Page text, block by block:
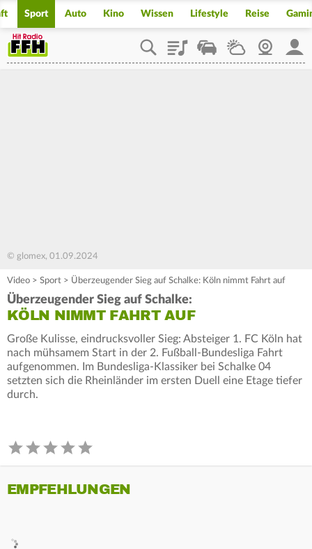
Sport Auto Kino Wissen Lifestyle Reise
PlaylistStaupilotWetterWebcam
© glomex, 01.09.2024
Video > Sport > Überzeugender Sieg auf Schalke: Köln nimmt Fahrt auf
Überzeugender Sieg auf Schalke:
KÖLN NIMMT FAHRT AUF
Große Kulisse, eindrucksvoller Sieg: Absteiger 1. FC Köln hat
nach mühsamem Start in der 2. Fußball-Bundesliga Fahrt
aufgenommen. Im Bundesliga-Klassiker bei Schalke 04
setzten sich die Rheinländer im ersten Duell eine Etage tiefer
durch.
EMPFEHLUNGEN